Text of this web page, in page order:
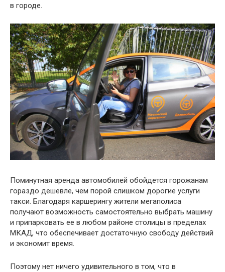
в городе.
Поминутная аренда автомобилей обойдется горожанам
гораздо дешевле, чем порой слишком дорогие услуги
такси. Благодаря каршерингу жители мегаполиса
получают возможность самостоятельно выбрать машину
и припарковать ее в любом районе столицы в пределах
МКАД, что обеспечивает достаточную свободу действий
и экономит время.
Поэтому нет ничего удивительного в том, что в